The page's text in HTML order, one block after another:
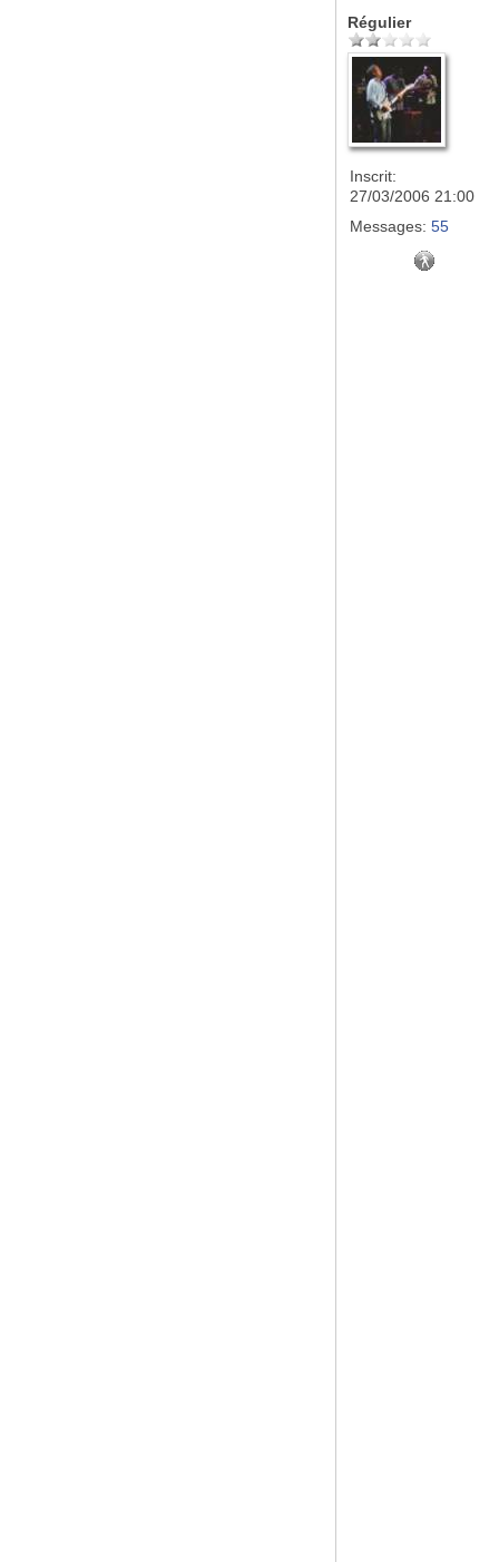
Régulier
Inscrit:
27/03/2006 21:00
Messages: 55